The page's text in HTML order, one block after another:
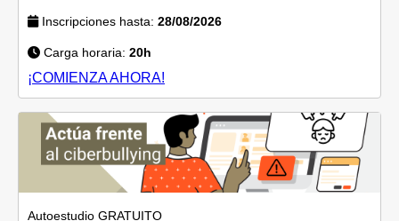
Inscripciones hasta: 28/08/2026
Carga horaria: 20h
¡COMIENZA AHORA!
Autoestudio GRATUITO